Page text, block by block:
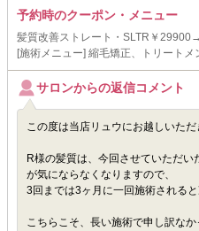
予約時のクーポン・メニュー
髪質改善ストレート・SLTR￥
[施術メニュー] 縮毛矯正、トリートメ
サロンからの返信コメント
この度は当店リュウにお越しいた
R様の髪質は、今回させていただ
が気にならなくなりますので、
3回までは3ヶ月に一回施術される
こちらこそ、長い施術で申し訳な